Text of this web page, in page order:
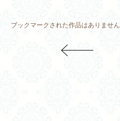
ブックマークされた作品はありません